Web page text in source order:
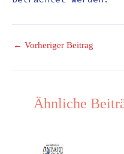
← Vorheriger Beitrag
Ähnliche